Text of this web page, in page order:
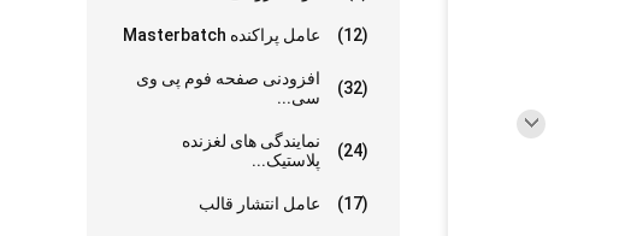
عامل پراکنده Masterbatch (12)
افزودنی صفحه فوم پی وی
سی...
(32)
نمایندگی های لغزنده
پلاستیک...
(24)
عامل انتشار قالب (17)